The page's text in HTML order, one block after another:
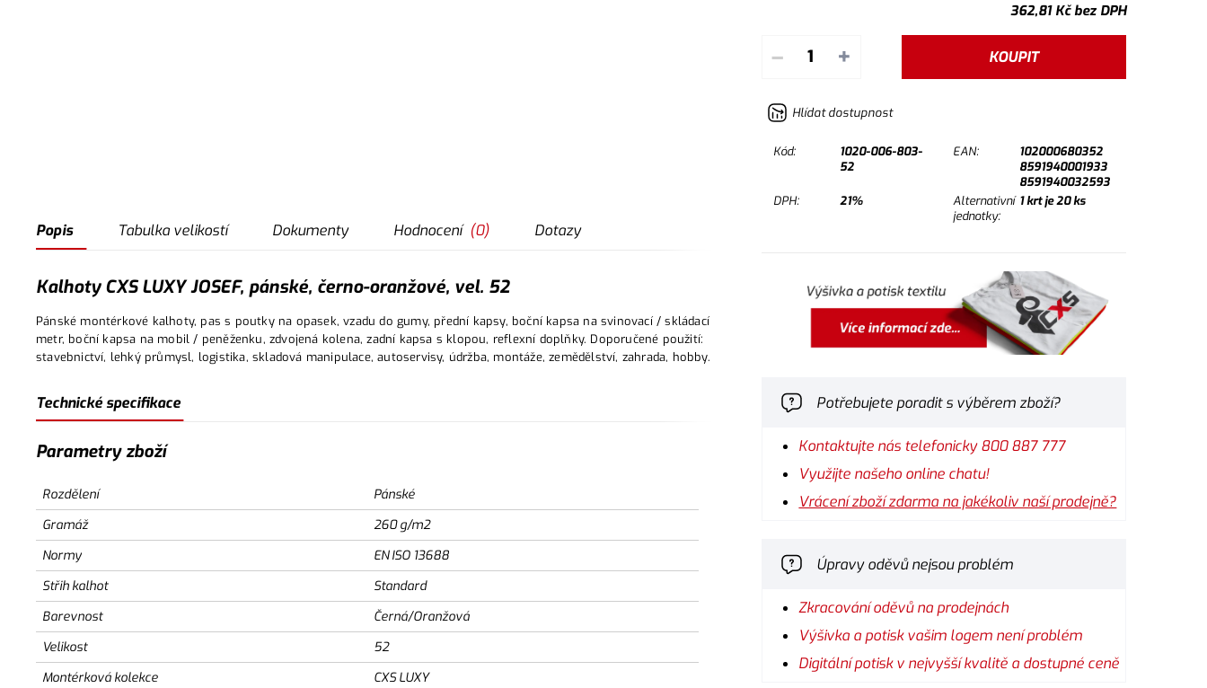
362,81Kčbez DPH
– + KOUPIT
Hlídat dostupnost
Kód:
1020-006-803-
52
EAN:
102000680352
8591940001933
8591940032593
DPH:
21%
Alternativní
jednotky:
1krt je20ks
Popis Tabulka velikostí Dokumenty Hodnocení (0) Dotazy
Kalhoty CXS LUXY JOSEF, pánské, černo-oranžové, vel. 52
Pánské montérkové kalhoty, pas s poutky na opasek, vzadu do gumy, přední kapsy, boční kapsa na svinovací / skládací
metr, boční kapsa na mobil / peněženku, zdvojená kolena, zadní kapsa s klopou, reflexní doplňky. Doporučené použití:
stavebnictví, lehký průmysl, logistika, skladová manipulace, autoservisy, údržba, montáže, zemědělství, zahrada, hobby.
Technické specifikace
Parametry zboží
Rozdělení
Pánské
Gramáž
260 g/m2
Normy
EN ISO 13688
Střih kalhot
Standard
Barevnost
Černá/Oranžová
Velikost
52
Montérková kolekce
CXS LUXY
Potřebujete poradit s výběrem zboží?
Kontaktujte nás telefonicky 800 887 777
Využijte našeho online chatu!
Vrácení zboží zdarma na jakékoliv naší prodejně?
Úpravy oděvů nejsou problém
Zkracování oděvů na prodejnách
Výšivka a potisk vašim logem není problém
Digitální potisk v nejvyšší kvalitě a dostupné ceně